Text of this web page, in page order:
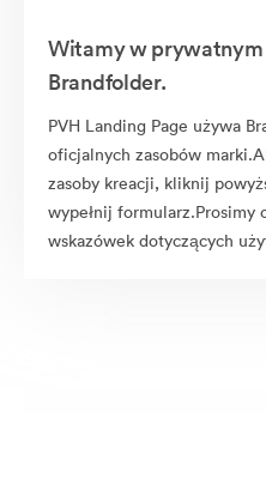
Witamy w prywatnym
Brandfolder.
PVH Landing Page używa
oficjalnych zasobów
zasoby kreacji, kliknij
wypełnij formularz.Prosimy
wskazówek dotyczących